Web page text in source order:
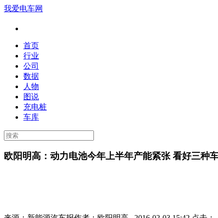
我爱电车网
首页
行业
公司
数据
人物
图说
充电桩
车库
欧阳明高：动力电池今年上半年产能紧张 看好三种